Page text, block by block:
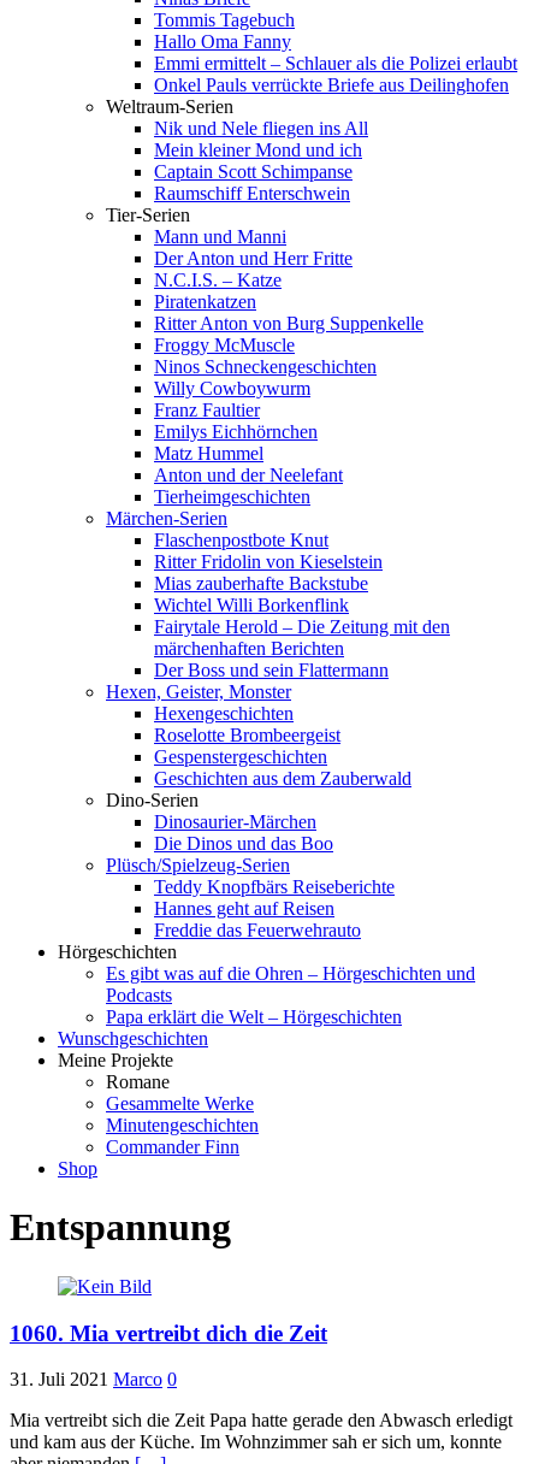
Tommis Tagebuch
Hallo Oma Fanny
Emmi ermittelt – Schlauer als die Polizei erlaubt
Onkel Pauls verrückte Briefe aus Deilinghofen
Weltraum-Serien
Nik und Nele fliegen ins All
Mein kleiner Mond und ich
Captain Scott Schimpanse
Raumschiff Enterschwein
Tier-Serien
Mann und Manni
Der Anton und Herr Fritte
N.C.I.S. – Katze
Piratenkatzen
Ritter Anton von Burg Suppenkelle
Froggy McMuscle
Ninos Schneckengeschichten
Willy Cowboywurm
Franz Faultier
Emilys Eichhörnchen
Matz Hummel
Anton und der Neelefant
Tierheimgeschichten
Märchen-Serien
Flaschenpostbote Knut
Ritter Fridolin von Kieselstein
Mias zauberhafte Backstube
Wichtel Willi Borkenflink
Fairytale Herold – Die Zeitung mit den
märchenhaften Berichten
Der Boss und sein Flattermann
Hexen, Geister, Monster
Hexengeschichten
Roselotte Brombeergeist
Gespenstergeschichten
Geschichten aus dem Zauberwald
Dino-Serien
Dinosaurier-Märchen
Die Dinos und das Boo
Plüsch/Spielzeug-Serien
Teddy Knopfbärs Reiseberichte
Hannes geht auf Reisen
Freddie das Feuerwehrauto
Hörgeschichten
Es gibt was auf die Ohren – Hörgeschichten und
Podcasts
Papa erklärt die Welt – Hörgeschichten
Wunschgeschichten
Meine Projekte
Romane
Gesammelte Werke
Minutengeschichten
Commander Finn
Shop
Entspannung
1060. Mia vertreibt dich die Zeit
31. Juli 2021 Marco 0
Mia vertreibt sich die Zeit Papa hatte gerade den Abwasch erledigt
und kam aus der Küche. Im Wohnzimmer sah er sich um, konnte